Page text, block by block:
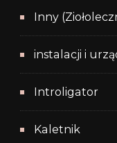
Inny
instalacji i
Introligator
Kaletnik